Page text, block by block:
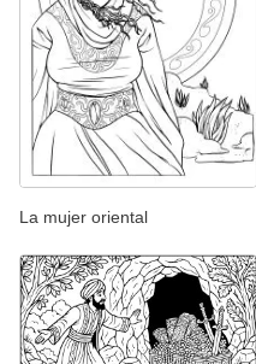
La mujer oriental